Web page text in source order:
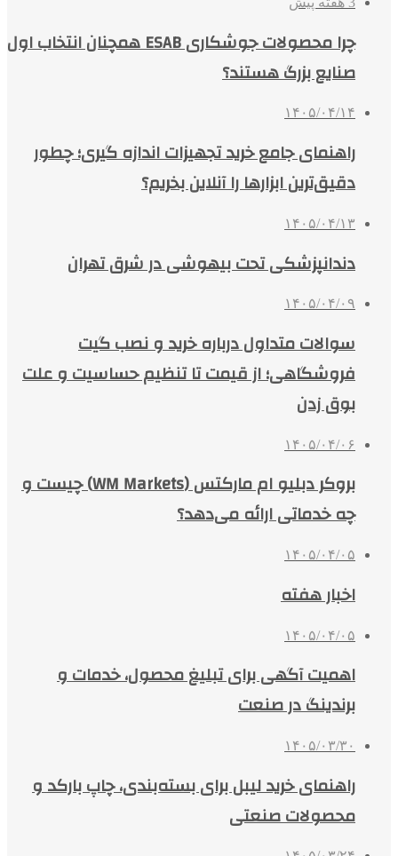
چرا محصولات جوشکاری ESAB همچنان انتخاب اول
صنایع بزرگ هستند؟
۱۴۰۵/۰۴/۱۴
راهنمای جامع خرید تجهیزات اندازه گیری؛ چطور
دقیق‌ترین ابزارها را آنلاین بخریم؟
۱۴۰۵/۰۴/۱۳
دندانپزشکی تحت بیهوشی در شرق تهران
۱۴۰۵/۰۴/۰۹
سوالات متداول درباره خرید و نصب گیت
فروشگاهی؛ از قیمت تا تنظیم حساسیت و علت
بوق زدن
۱۴۰۵/۰۴/۰۶
بروکر دبلیو ام مارکتس (WM Markets) چیست و
چه خدماتی ارائه می‌دهد؟
۱۴۰۵/۰۴/۰۵
اخبار هفته
۱۴۰۵/۰۴/۰۵
اهمیت آگهی برای تبلیغ محصول، خدمات و
برندینگ در صنعت
۱۴۰۵/۰۳/۳۰
راهنمای خرید لیبل برای بسته‌بندی، چاپ بارکد و
محصولات صنعتی